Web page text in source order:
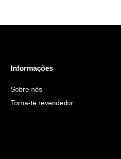
Informações
Sobre nós
Torna-te revendedor